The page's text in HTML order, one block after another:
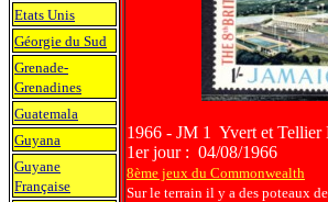
1966 - JM 1 Yvert et Tellier
1er jour : 04/08/1966
8ème jeux du Commonwealth
Sur le terrain il y a des poteaux
Etats Unis
Géorgie du Sud
Grenade-
Grenadines
Guatemala
Guyana
Guyane
Française